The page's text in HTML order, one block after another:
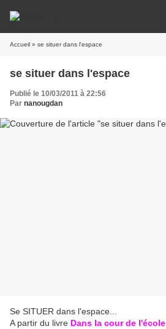
Accueil » se situer dans l'espace
se situer dans l'espace
Publié le 10/03/2011 à 22:56
Par nanougdan
Se SITUER dans l'espace...
A partir du livre Dans la cour de l'école